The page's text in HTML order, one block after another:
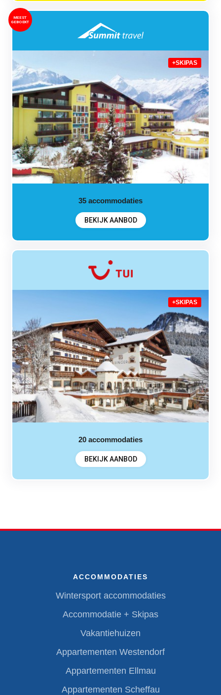
MEEST
GEBOEKT
+SKIPAS
35 accommodaties
BEKIJK AANBOD
+SKIPAS
20 accommodaties
BEKIJK AANBOD
ACCOMMODATIES
Wintersport accommodaties
Accommodatie + Skipas
Vakantiehuizen
Appartementen Westendorf
Appartementen Ellmau
Appartementen Scheffau